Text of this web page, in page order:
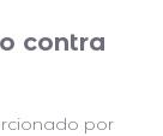
contra
por